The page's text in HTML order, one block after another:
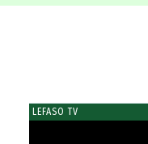
LEFASO TV